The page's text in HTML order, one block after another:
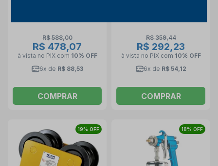
R$ 588,00
R$ 478,07
à vista no PIX com 10% OFF
6x de R$ 88,53
COMPRAR
R$ 359,44
R$ 292,23
à vista no PIX com 10% OFF
6x de R$ 54,12
COMPRAR
19% OFF 18% OFF